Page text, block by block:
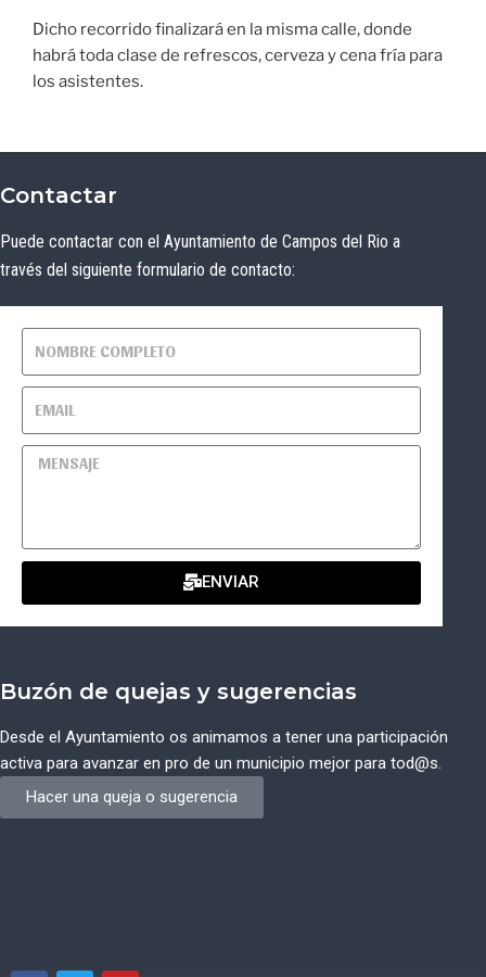
Dicho recorrido finalizará en la misma calle, donde
habrá toda clase de refrescos, cerveza y cena fría para
los asistentes.
Contactar
Puede contactar con el Ayuntamiento de Campos del Rio a
través del siguiente formulario de contacto:
ENVIAR
Buzón de quejas y sugerencias
Desde el Ayuntamiento os animamos a tener una participación
activa para avanzar en pro de un municipio mejor para tod@s.
Hacer una queja o sugerencia